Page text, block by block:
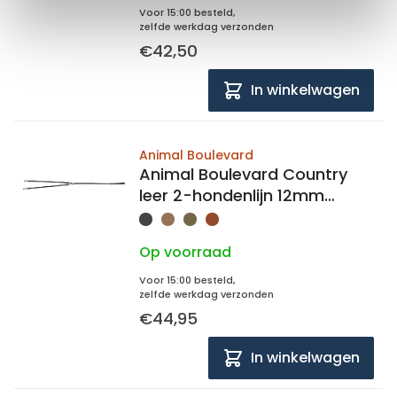
Voor 15:00 besteld,
zelfde werkdag verzonden
€42,50
In winkelwagen
Animal Boulevard
Animal Boulevard Country
leer 2-hondenlijn 12mm
breed, 125cm lang
Op voorraad
Voor 15:00 besteld,
zelfde werkdag verzonden
€44,95
In winkelwagen